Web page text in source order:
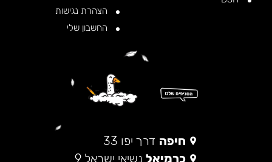
הצהרת נגישות
החשבון שלי
חיפה דרך יפו 33
כרמיאל נשיאי ישראל 9